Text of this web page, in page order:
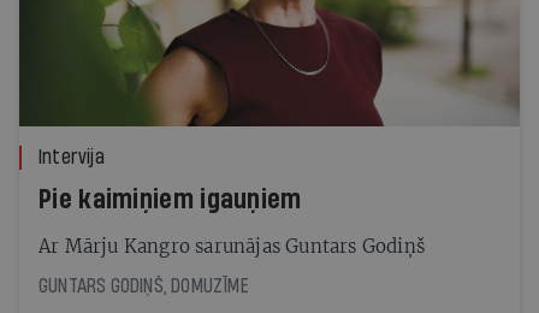
Intervija
Pie kaimiņiem igauņiem
Ar Mārju Kangro sarunājas Guntars Godiņš
GUNTARS GODIŅŠ, DOMUZĪME